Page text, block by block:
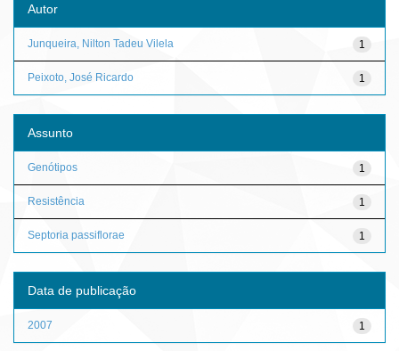
Autor
1
Junqueira, Nilton Tadeu Vilela
1
Peixoto, José Ricardo
Assunto
1
Genótipos
1
Resistência
1
Septoria passiflorae
Data de publicação
1
2007